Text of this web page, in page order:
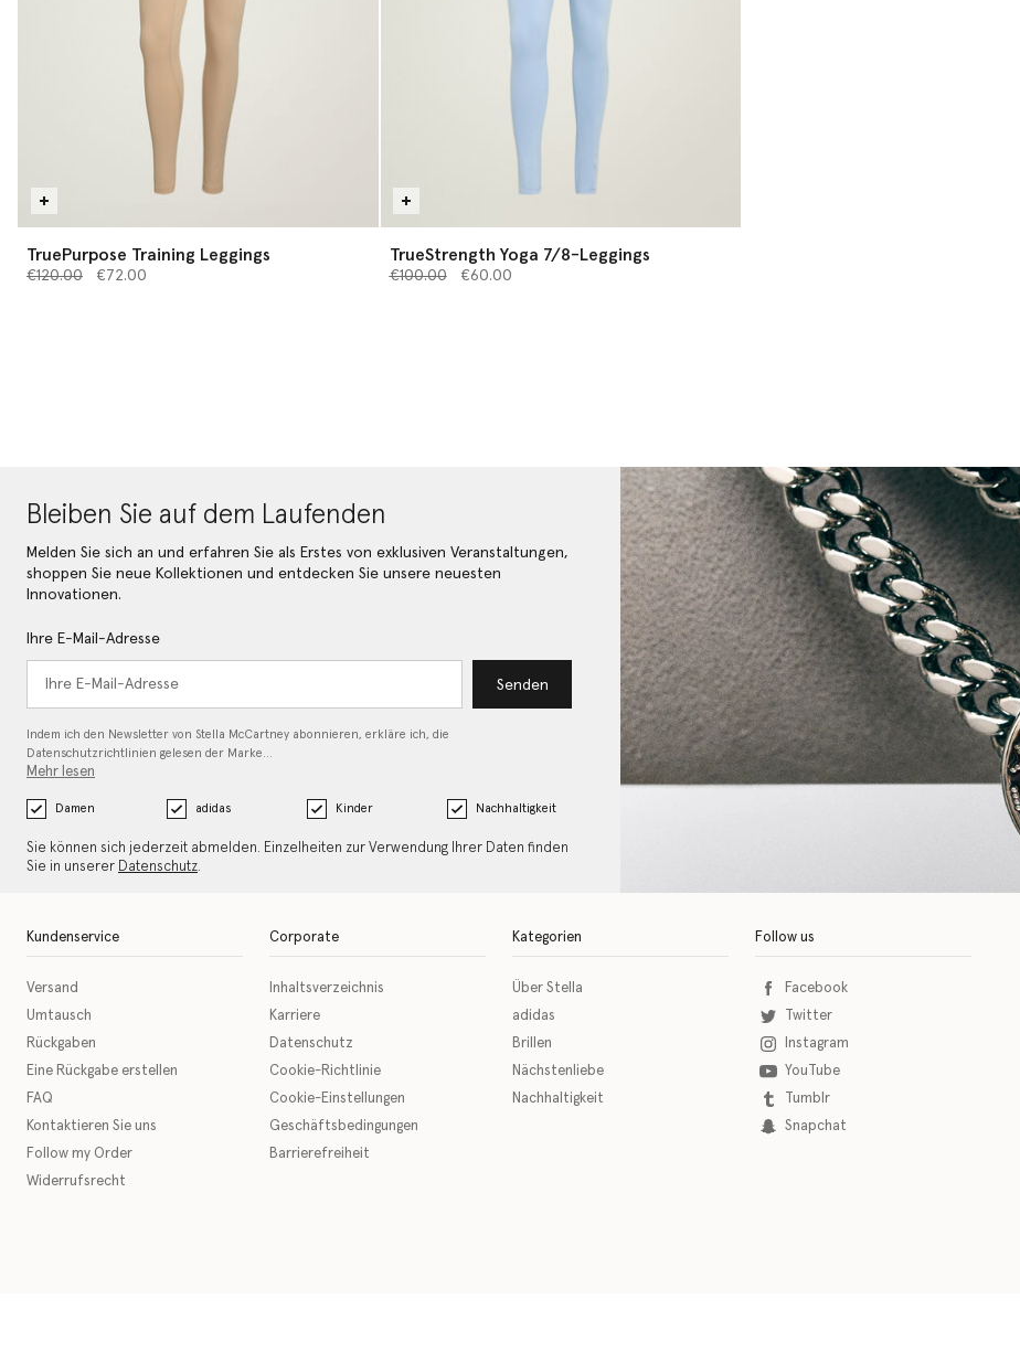
TruePurpose Training Leggings
Preis reduziert von
€120.00bis€72.00
TrueStrength Yoga 7/8-Leggings
Preis reduziert von
€100.00bis€60.00
Bleiben Sie auf dem Laufenden
Melden Sie sich an und erfahren Sie als Erstes von exklusiven Veranstaltungen,
shoppen Sie neue Kollektionen und entdecken Sie unsere neuesten
Innovationen.
Ihre E-Mail-Adresse
Senden
Indem ich den Newsletter von Stella McCartney abonnieren, erkläre ich, die
Datenschutzrichtlinien gelesen der Marke…
Mehr lesen
Damen adidas Kinder Nachhaltigkeit
Sie können sich jederzeit abmelden. Einzelheiten zur Verwendung Ihrer Daten finden
Sie in unserer Datenschutz.
Kundenservice
Versand
Umtausch
Rückgaben
Eine Rückgabe erstellen
FAQ
Kontaktieren Sie uns
Follow my Order
Widerrufsrecht
Corporate
Inhaltsverzeichnis
Karriere
Datenschutz
Cookie-Richtlinie
Cookie-Einstellungen
Geschäftsbedingungen
Barrierefreiheit
Kategorien
Über Stella
adidas
Brillen
Nächstenliebe
Nachhaltigkeit
Follow us
Facebook
Twitter
Instagram
YouTube
Tumblr
Snapchat